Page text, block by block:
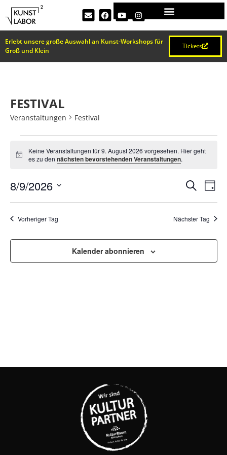
Erlebt unsere große Auswahl an Kunst-Workshops für
Groß und Klein
Tickets
FESTIVAL
Veranstaltungen Festival
Hinweis
Keine Veranstaltungen für 9. August 2026 vorgesehen. Hier geht
es zu den nächsten bevorstehenden Veranstaltungen.
UND
SucheTag
8/9/2026
wählen.
Vorheriger Tag Nächster Tag
Kalender abonnieren